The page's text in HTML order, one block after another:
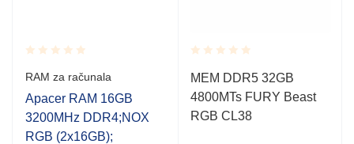
Rated
0.001
out
of
5
RAM za računala
Apacer RAM 16GB
3200MHz DDR4;NOX
RGB (2x16GB);
Rated
0.001
out
of
5
MEM DDR5 32GB
4800MTs FURY Beast
RGB CL38